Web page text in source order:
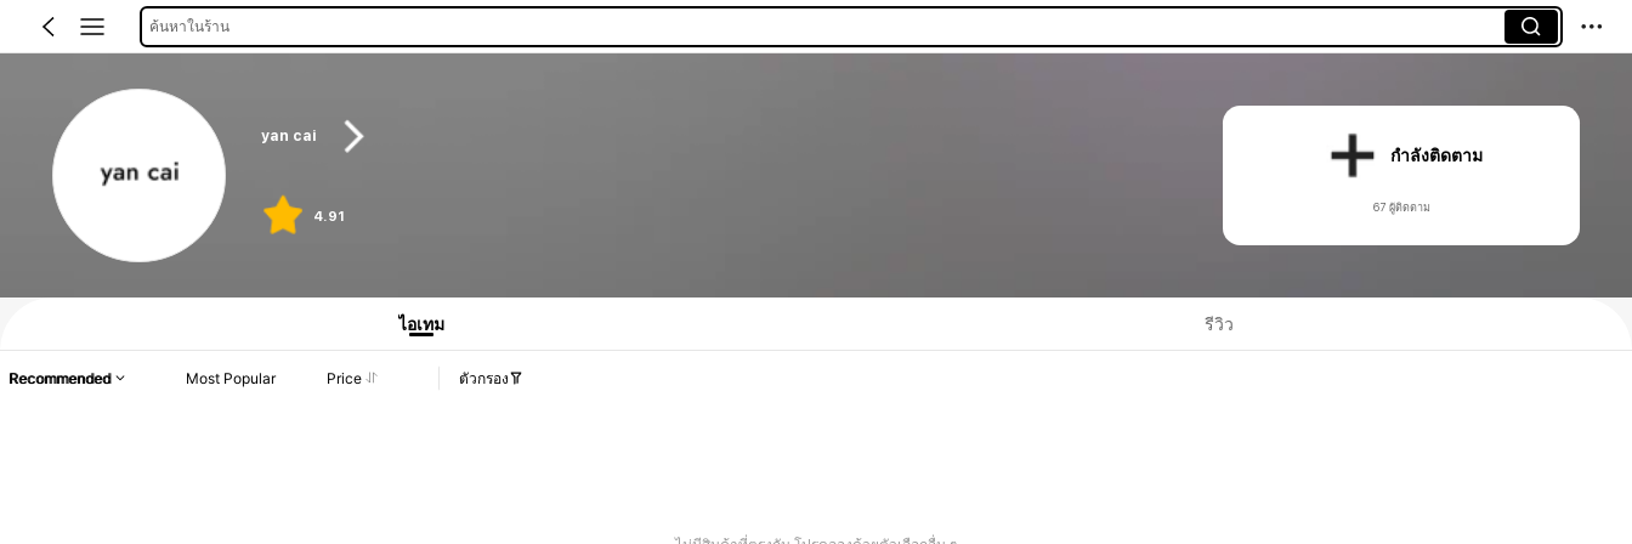
ค้นหาในร้าน
yan cai
4.91
กำลังติดตาม
67 ผู้ติดตาม
ไอเทม รีวิว
Recommended Most Popular Price ตัวกรอง